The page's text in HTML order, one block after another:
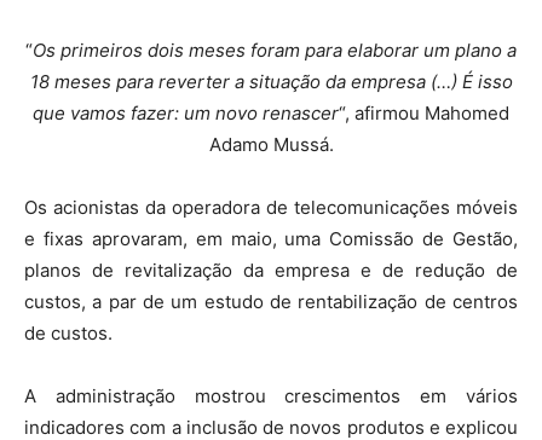
“Os primeiros dois meses foram para elaborar um plano a
18 meses para reverter a situação da empresa (…) É isso
que vamos fazer: um novo renascer“, afirmou Mahomed
Adamo Mussá.
Os acionistas da operadora de telecomunicações móveis
e fixas aprovaram, em maio, uma Comissão de Gestão,
planos de revitalização da empresa e de redução de
custos, a par de um estudo de rentabilização de centros
de custos.
A administração mostrou crescimentos em vários
indicadores com a inclusão de novos produtos e explicou